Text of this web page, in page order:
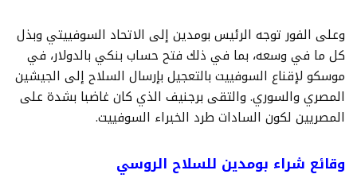
وعلى الفور توجه الرئيس بومدين إلى الاتحاد السوفييتي وبذل
كل ما في وسعه، بما في ذلك فتح حساب بنكي بالدولار، في
موسكو لإقناع السوفييت بالتعجيل بإرسال السلاح إلى الجيشين
المصري والسوري. والتقى برجنيف الذي كان غاضبا بشدة على
المصريين لكون السادات طرد الخبراء السوفييت.
وقائع شراء بومدين للسلاح الروسي